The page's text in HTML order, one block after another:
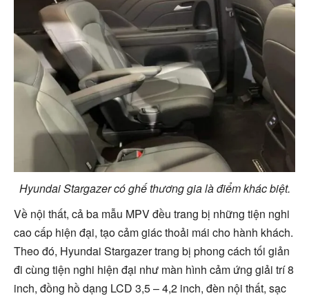
Hyundai Stargazer có ghế thương gia là điểm khác biệt.
Về nội thất, cả ba mẫu MPV đều trang bị những tiện nghi
cao cấp hiện đại, tạo cảm giác thoải mái cho hành khách.
Theo đó, Hyundai Stargazer trang bị phong cách tối giản
đi cùng tiện nghi hiện đại như màn hình cảm ứng giải trí 8
inch, đồng hồ dạng LCD 3,5 – 4,2 inch, đèn nội thất, sạc